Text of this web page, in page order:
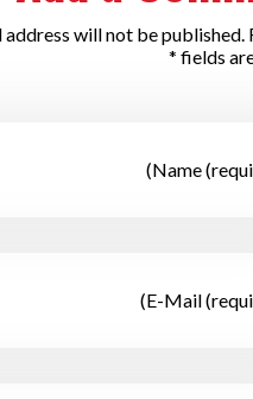
address will not be published.
fields